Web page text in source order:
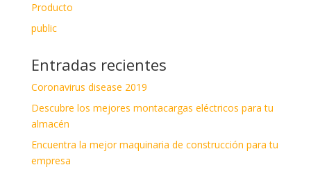
Producto
public
Entradas recientes
Coronavirus disease 2019
Descubre los mejores montacargas eléctricos para tu
almacén
Encuentra la mejor maquinaria de construcción para tu
empresa